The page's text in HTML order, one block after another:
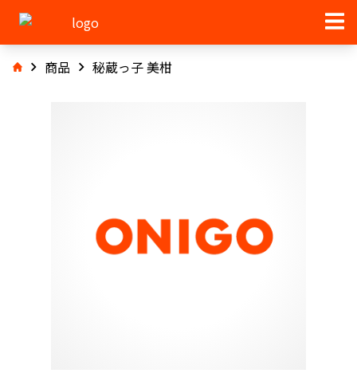
商品 秘蔵っ子 美柑